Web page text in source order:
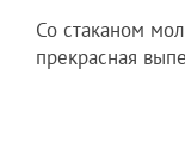
Со стаканом
прекрасная